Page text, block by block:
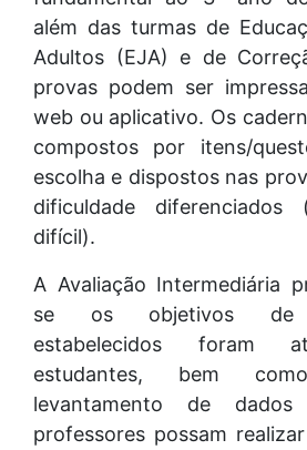
além das turmas de
Adultos (EJA) e de
provas podem ser
web ou aplicativo. Os
compostos por itens/
escolha e dispostos nas
dificuldade
difícil).
A Avaliação Intermediária
se os objetivos de
estabelecidos foram
estudantes, bem
levantamento de
professores possam